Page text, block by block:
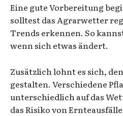
Eine gute Vorbereitung
solltest das Agrarwetter
Trends erkennen. So
wenn sich etwas ändert.
Zusätzlich lohnt es sich,
gestalten. Verschiedene
unterschiedlich auf das
das Risiko von